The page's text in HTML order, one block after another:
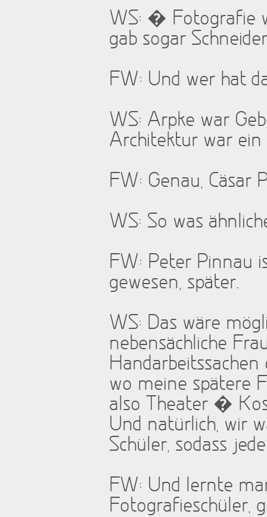
WS: � Fotografie
gab sogar
FW: Und wer hat
WS: Arpke war
Architektur war ein
FW: Genau, Cäsar
WS: So was
FW: Peter Pinnau
gewesen, später.
WS: Das wäre
nebensächliche
wo meine spätere
also Theater �
Und natürlich, wir
Schüler, sodass
FW: Und lernte
Fotografieschüler,